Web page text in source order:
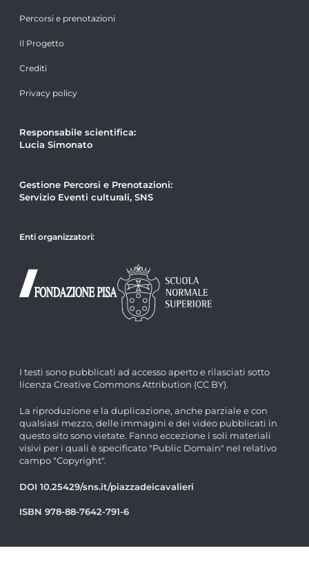
Percorsi e prenotazioni
Il Progetto
Crediti
Privacy policy
Responsabile scientifica:
Lucia Simonato
Gestione Percorsi e Prenotazioni:
Servizio Eventi culturali, SNS
Enti organizzatori:
I testi sono pubblicati ad accesso aperto e rilasciati sotto
licenza Creative Commons Attribution (CC BY).
La riproduzione e la duplicazione, anche parziale e con
qualsiasi mezzo, delle immagini e dei video pubblicati in
questo sito sono vietate. Fanno eccezione i soli materiali
visivi per i quali è specificato "Public Domain" nel relativo
campo "Copyright".
DOI 10.25429/sns.it/piazzadeicavalieri
ISBN 978-88-7642-791-6